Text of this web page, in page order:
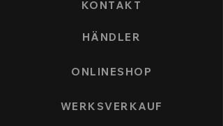
KONTAKT
HÄNDLER
ONLINESHOP
WERKSVERKAUF